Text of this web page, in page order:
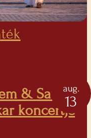
& Savaria
koncertje
aug.
13